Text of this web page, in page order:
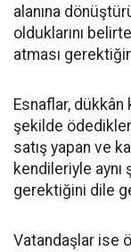
alanına
olduklarını
atması
Esnaflar,
şekilde
satış yapan ve
kendileriyle
gerektiğini dile
Vatandaşlar ise